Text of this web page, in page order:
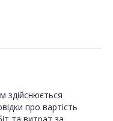
здійснюється
про вартість